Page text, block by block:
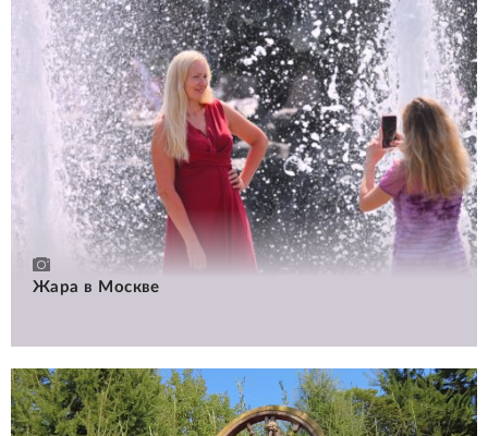
Жара в Москве